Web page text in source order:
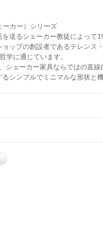
ーカー）シリーズ
送るシェーカー教徒によって
ップの創設者であるテレンス
学に通じています。
シェーカー家具ならではの直
シンプルでミニマルな形状と